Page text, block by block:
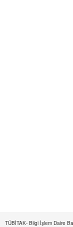
TÜBİTAK- Bilgi İşlem Daire